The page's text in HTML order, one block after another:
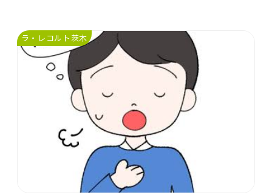
ラ・レコルト茨木